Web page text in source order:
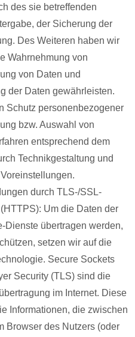
des sie betreffenden
der Sicherung der
Des Weiteren haben wir
Wahrnehmung von
von Daten und
der Daten gewährleisten.
Schutz personenbezogener
bzw. Auswahl von
entsprechend dem
Technikgestaltung und
durch TLS-/SSL-
Um die Daten der
Dienste übertragen werden,
setzen wir auf die
Secure Sockets
Security (TLS) sind die
im Internet. Diese
Informationen, die zwischen
Browser des Nutzers (oder